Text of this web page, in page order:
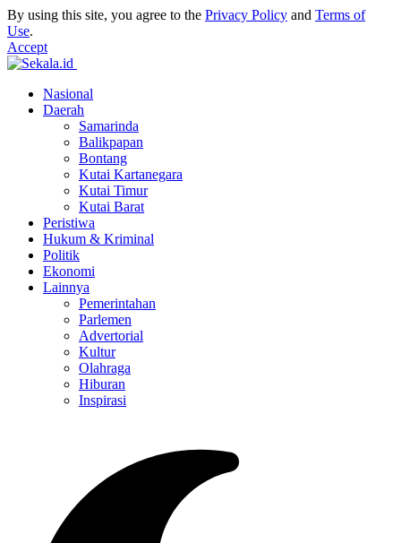
By using this site, you agree to the Privacy Policy and Terms of
Use.
Accept
Nasional
Daerah
Samarinda
Balikpapan
Bontang
Kutai Kartanegara
Kutai Timur
Kutai Barat
Peristiwa
Hukum & Kriminal
Politik
Ekonomi
Lainnya
Pemerintahan
Parlemen
Advertorial
Kultur
Olahraga
Hiburan
Inspirasi